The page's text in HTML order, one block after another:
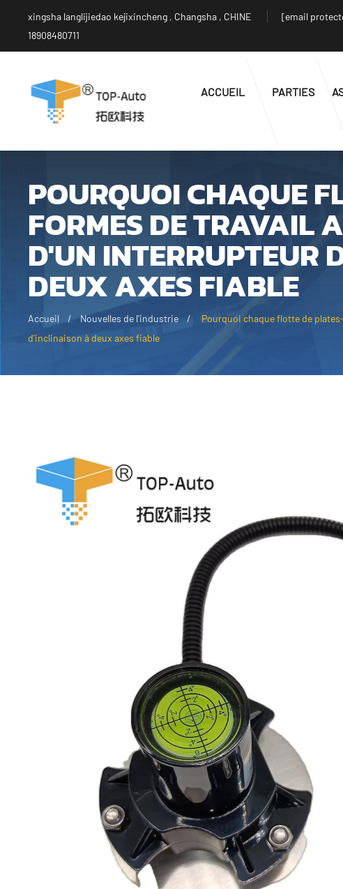
xingsha langlijiedao kejixincheng , Changsha , CHINE [email
18908480711
ACCUEIL PARTIES
POURQUOI CHAQUE
FORMES DE TRAVAIL
D'UN INTERRUPTEUR
DEUX AXES FIABLE
Accueil Nouvelles de l'industrie
Pourquoi chaque flotte de
d'inclinaison à deux axes fiable